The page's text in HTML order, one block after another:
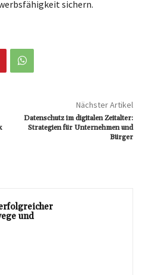
sichern.
Nächster Artikel
Datenschutz im digitalen Zeitalter:
Strategien für Unternehmen und
Bürger
und